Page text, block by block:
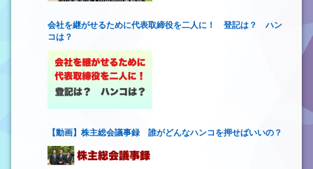
会社を継がせるために代表取締役を二人に！ 登記は？ ハン
コは？
【動画】株主総会議事録 誰がどんなハンコを押せばいいの？